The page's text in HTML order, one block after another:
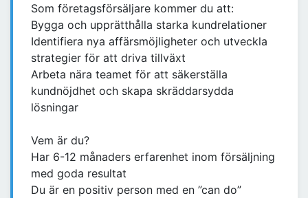
Som företagsförsäljare kommer du att:
Bygga och upprätthålla starka kundrelationer
Identifiera nya affärsmöjligheter och utveckla
strategier för att driva tillväxt
Arbeta nära teamet för att säkerställa
kundnöjdhet och skapa skräddarsydda
lösningar
Vem är du?
Har 6-12 månaders erfarenhet inom försäljning
med goda resultat
Du är en positiv person med en ”can do”